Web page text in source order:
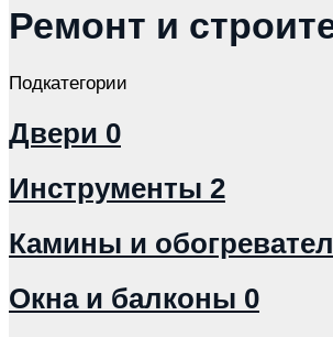
Ремонт и
Подкатегории
Двери 0
Инструменты 2
Камины и
Окна и балконы 0